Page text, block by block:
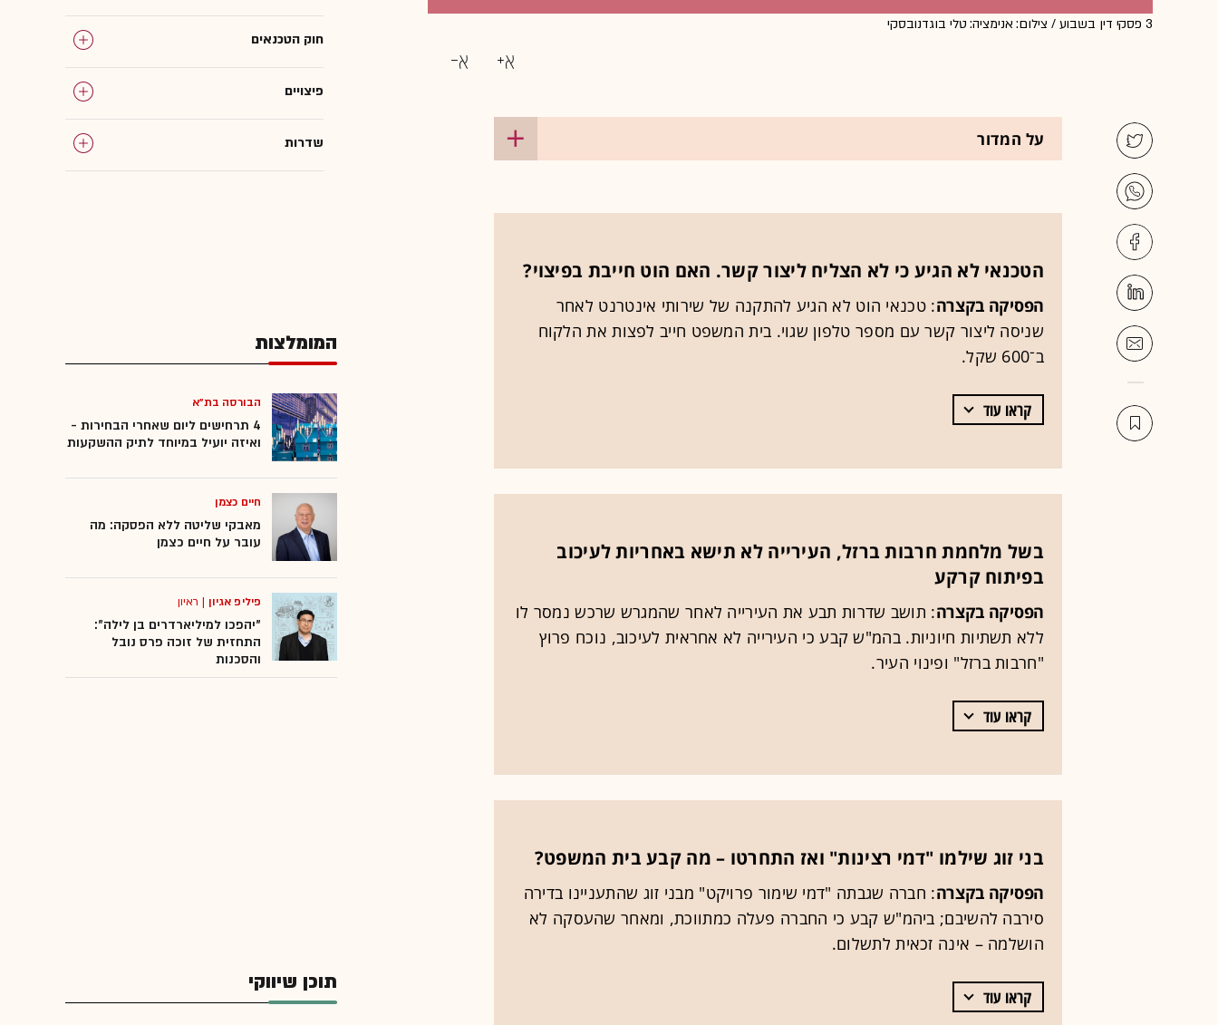
3 פסקי דין בשבוע / צילום: אנימציה: טלי בוגדנובסקי
על המדור
הטכנאי לא הגיע כי לא הצליח ליצור קשר. האם הוט חייבת בפיצוי?
הפסיקה בקצרה: טכנאי הוט לא הגיע להתקנה של שירותי אינטרנט לאחר
שניסה ליצור קשר עם מספר טלפון שגוי. בית המשפט חייב לפצות את הלקוח
ב־600 שקל.
קראו עוד
בשל מלחמת חרבות ברזל, העירייה לא תישא באחריות לעיכוב
בפיתוח קרקע
הפסיקה בקצרה: תושב שדרות תבע את העירייה לאחר שהמגרש שרכש נמסר לו
ללא תשתיות חיוניות. בהמ"ש קבע כי העירייה לא אחראית לעיכוב, נוכח פרוץ
"חרבות ברזל" ופינוי העיר.
קראו עוד
בני זוג שילמו "דמי רצינות" ואז התחרטו – מה קבע בית המשפט?
הפסיקה בקצרה: חברה שגבתה "דמי שימור פרויקט" מבני זוג שהתעניינו בדירה
סירבה להשיבם; ביהמ"ש קבע כי החברה פעלה כמתווכת, ומאחר שהעסקה לא
הושלמה – אינה זכאית לתשלום.
קראו עוד
חוק הטכנאים
פיצויים
שדרות
המומלצות
הבורסה בת"א
4 תרחישים ליום שאחרי הבחירות -
ואיזה יועיל במיוחד לתיק ההשקעות
חיים כצמן
מאבקי שליטה ללא הפסקה: מה
עובר על חיים כצמן
פיליפ אגיון | ראיון
"יהפכו למיליארדרים בן לילה":
התחזית של זוכה פרס נובל
והסכנות
תוכן שיווקי